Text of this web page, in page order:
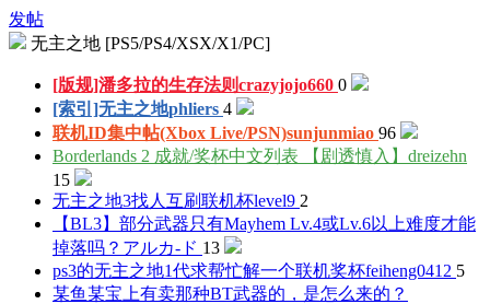
发帖
无主之地 [PS5/PS4/XSX/X1/PC]
[版规]潘多拉的生存法则crazyjojo660 0
[索引]无主之地phliers 4
联机ID集中帖(Xbox Live/PSN)sunjunmiao 96
Borderlands 2 成就/奖杯中文列表 【剧透慎入】 dreizehn
15
无主之地3找人互刷联机杯level9 2
【BL3】部分武器只有Mayhem Lv.4或Lv.6以上难度才能
掉落吗？ アルカ-ド 13
ps3的无主之地1代求帮忙解一个联机奖杯feiheng0412 5
某鱼某宝上有卖那种BT武器的，是怎么来的？